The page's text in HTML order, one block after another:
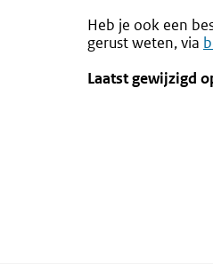
Heb je ook een
gerust weten, via
Laatst gewijzigd